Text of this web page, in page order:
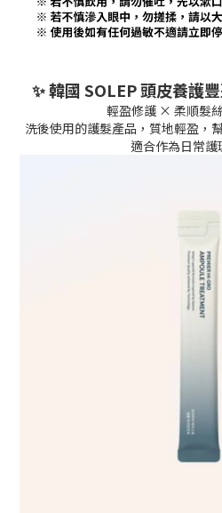
✨ 韓國 SOLEP 頭皮養護
輕盈修護 × 柔順髮
洗後使用的護髮產品，質地輕盈，
適合作為日常護